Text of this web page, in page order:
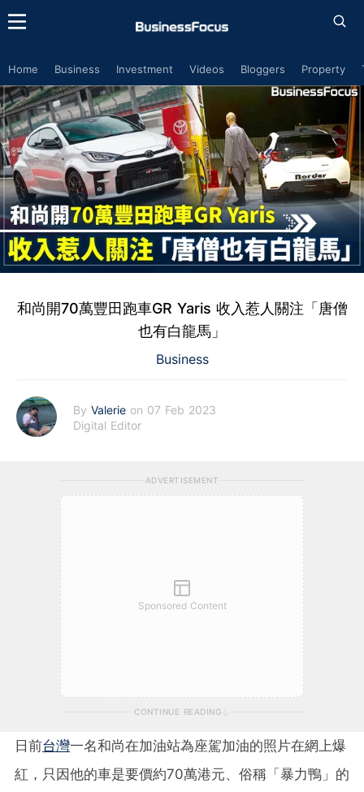
Home Business Investment Videos Bloggers Property
和尚開70萬豐田跑車GR Yaris 收入惹人關注「唐僧
也有白龍馬」
Business
By Valerie on 07 Feb 2023
Digital Editor
ADVERTISEMENT
Sponsored Content
CONTINUE READING
日前台灣一名和尚在加油站為座駕加油的照片在網上爆
紅，只因他的車是要價約70萬港元、俗稱「暴力鴨」的